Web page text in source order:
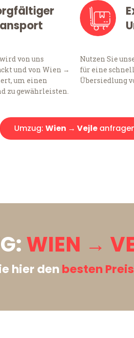
von uns
und von Wien →
um einen
zu gewährleisten.
Nutzen Sie
für eine
Übersiedlung
Umzug: Wien → Vejle
WIEN →
hier den besten Preis